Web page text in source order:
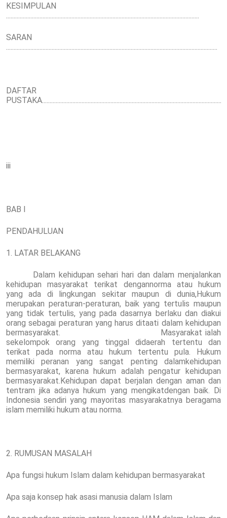
KESIMPULAN
SARAN
DAFTAR
iii
BAB I
PENDAHULUAN
1. LATAR BELAKANG
Dalam kehidupan sehari hari dan dalam menjalankan
kehidupan masyarakat terikat dengannorma atau hukum
yang ada di lingkungan sekitar maupun di dunia,Hukum
merupakan peraturan-peraturan, baik yang tertulis maupun
yang tidak tertulis, yang pada dasarnya berlaku dan diakui
orang sebagai peraturan yang harus ditaati dalam kehidupan
bermasyarakat. Masyarakat ialah
sekelompok orang yang tinggal didaerah tertentu dan
terikat pada norma atau hukum tertentu pula. Hukum
memiliki peranan yang sangat penting dalamkehidupan
bermasyarakat, karena hukum adalah pengatur kehidupan
bermasyarakat.Kehidupan dapat berjalan dengan aman dan
tentram jika adanya hukum yang mengikatdengan baik. Di
Indonesia sendiri yang mayoritas masyarakatnya beragama
islam memiliki hukum atau norma.
2. RUMUSAN MASALAH
Apa fungsi hukum Islam dalam kehidupan bermasyarakat
Apa saja konsep hak asasi manusia dalam Islam